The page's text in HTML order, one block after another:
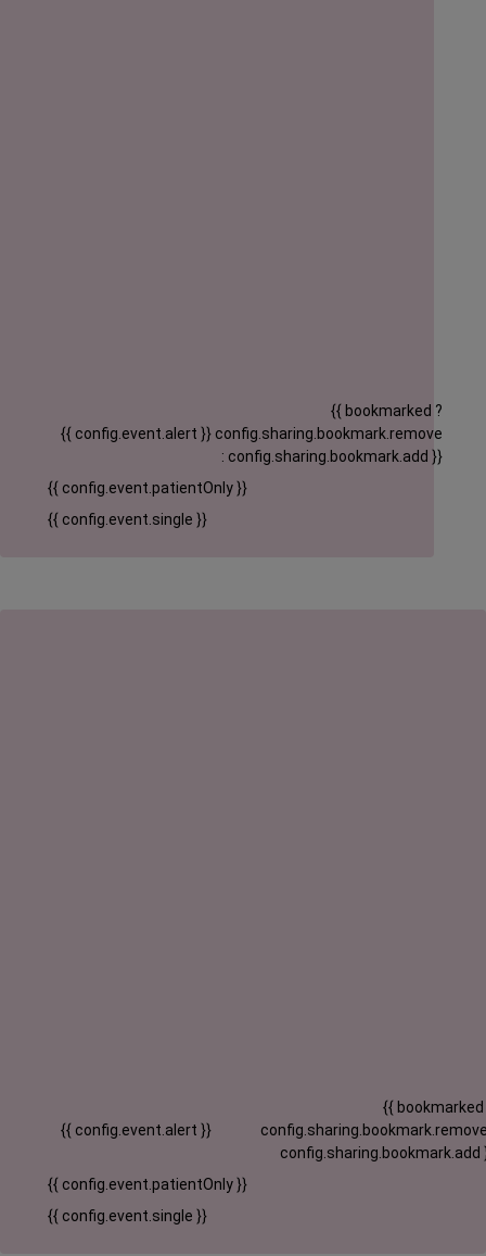
{{ config.event.alert }}
{{ bookmarked ?
config.sharing.bookmark.remove
: config.sharing.bookmark.add }}
{{ config.event.patientOnly }}
{{ config.event.single }}
{{ config.event.alert }}
{{ bookmarked
config.sharing.bookmark.add
{{ config.event.patientOnly }}
{{ config.event.single }}